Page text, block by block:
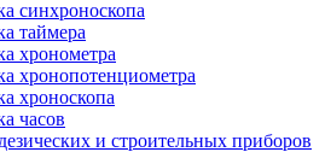
синхроноскопа
таймера
хронометра
хронопотенциометра
хроноскопа
часов
и строительных приборов